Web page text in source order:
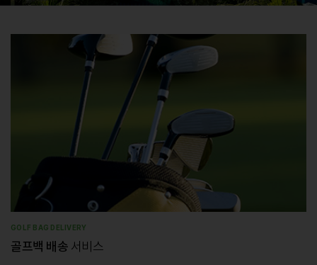
GOLF BAG DELIVERY
골프백 배송 서비스